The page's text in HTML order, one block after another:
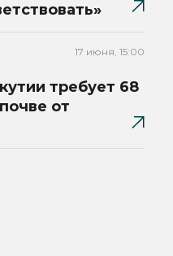
17 июня, 15:00
требует 68
от